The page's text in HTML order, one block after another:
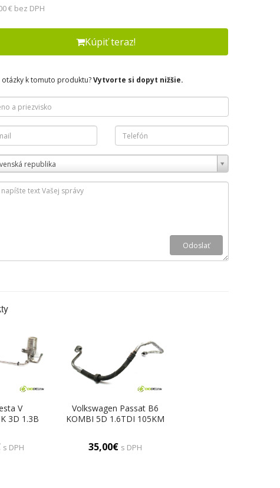
€ bez DPH
Kúpiť teraz!
otázky k tomuto produktu?Vytvorte si dopyt nižšie.
republika
V
3D 1.3B
s DPH
Volkswagen Passat B6
KOMBI 5D 1.6TDI 105KM
klimatizácie)
35,00€ s DPH